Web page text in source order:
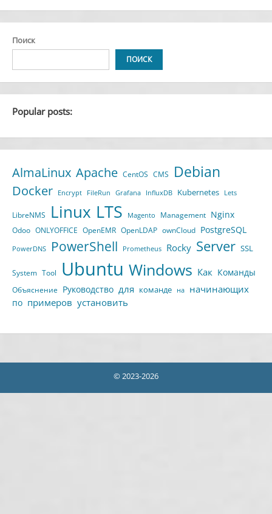
Поиск
ПОИСК
Popular posts:
AlmaLinux Apache CentOS CMS Debian
Docker Encrypt FileRun Grafana InfluxDB Kubernetes Lets
LibreNMS Linux LTS Magento Management Nginx
Odoo ONLYOFFICE OpenEMR OpenLDAP ownCloud PostgreSQL
PowerDNS PowerShell Prometheus Rocky Server SSL
System Tool Ubuntu Windows Как Команды
Объяснение Руководство для команде на начинающих
по примеров установить
© 2023-2026